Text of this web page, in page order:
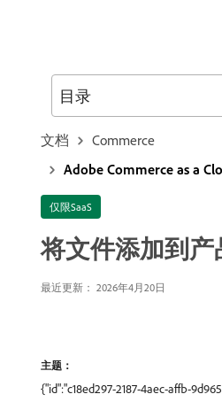
文档
Commerce
Adobe Commerce as a
仅限SaaS
将文件添加到产
最近更新： 2026年4月20日
主题：
{"id":"c18ed297-2187-4aec-affb-
目录